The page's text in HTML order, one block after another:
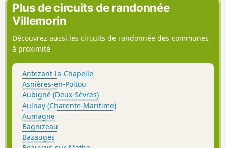
Plus de circuits de randonnée
Villemorin
Découvrez aussi les circuits de randonnée des communes
à proximité
Antezant-la-Chapelle
Asnières-en-Poitou
Aubigné (Deux-Sèvres)
Aulnay (Charente-Maritime)
Aumagne
Bagnizeau
Bazauges